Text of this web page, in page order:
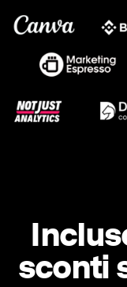
sconti